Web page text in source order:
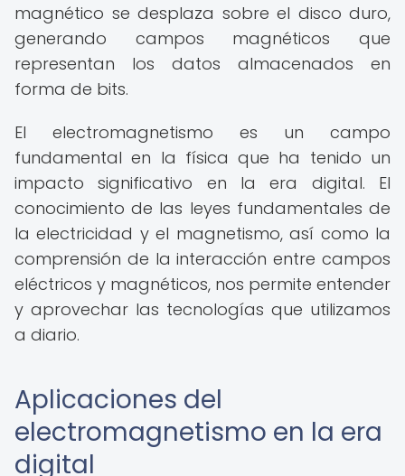
magnético se desplaza sobre el disco duro,
generando campos magnéticos que
representan los datos almacenados en
forma de bits.
El electromagnetismo es un campo
fundamental en la física que ha tenido un
impacto significativo en la era digital. El
conocimiento de las leyes fundamentales de
la electricidad y el magnetismo, así como la
comprensión de la interacción entre campos
eléctricos y magnéticos, nos permite entender
y aprovechar las tecnologías que utilizamos
a diario.
Aplicaciones del
electromagnetismo en la era
digital